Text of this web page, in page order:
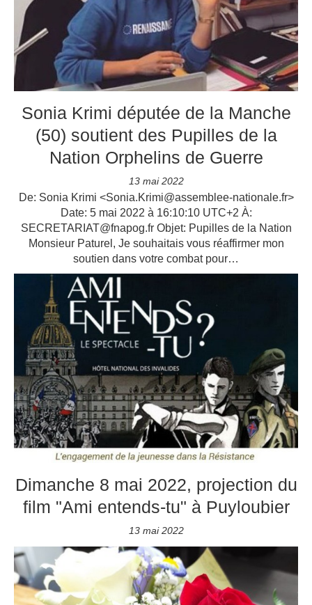
Sonia Krimi députée de la Manche
(50) soutient des Pupilles de la
Nation Orphelins de Guerre
13 mai 2022
De: Sonia Krimi <Sonia.Krimi@assemblee-nationale.fr>
Date: 5 mai 2022 à 16:10:10 UTC+2 À:
SECRETARIAT@fnapog.fr Objet: Pupilles de la Nation
Monsieur Paturel, Je souhaitais vous réaffirmer mon
soutien dans votre combat pour…
Dimanche 8 mai 2022, projection du
film "Ami entends-tu" à Puyloubier
13 mai 2022